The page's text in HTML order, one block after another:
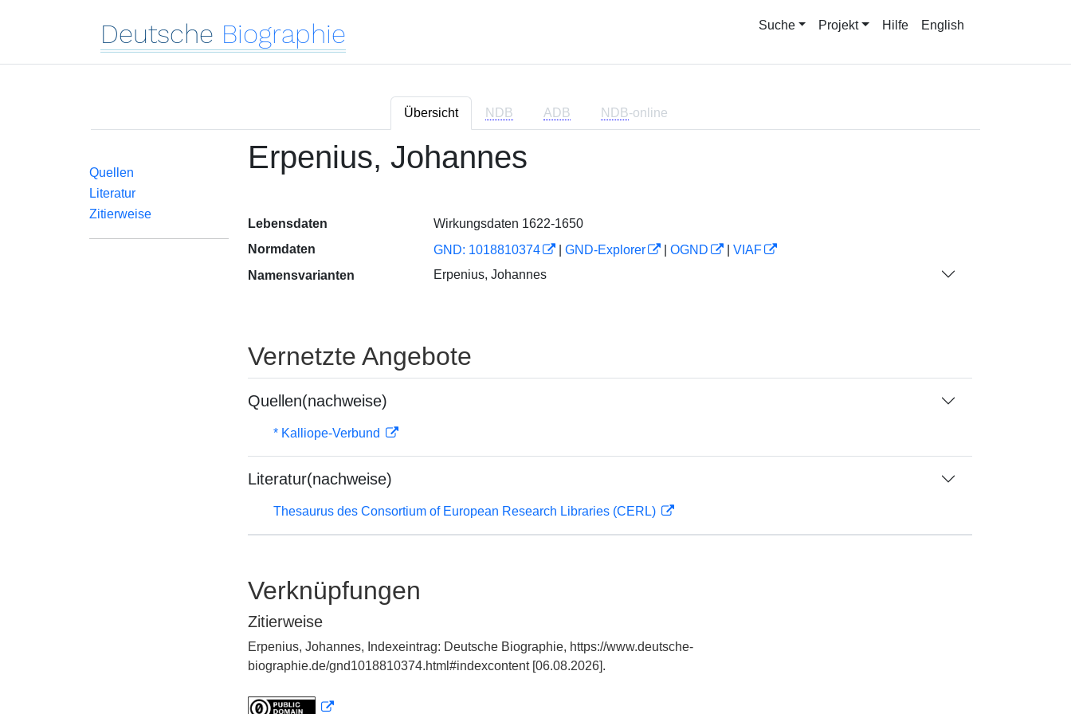
Deutsche Biographie Suche Projekt Hilfe English
Übersicht NDB ADB NDB-online
Quellen
Literatur
Zitierweise
Erpenius, Johannes
Lebensdaten
Wirkungsdaten 1622-1650
Normdaten
GND: 1018810374 GND-Explorer OGND
VIAF
Namensvarianten
Erpenius, Johannes
Vernetzte Angebote
Quellen(nachweise)
* Kalliope-Verbund
Literatur(nachweise)
Thesaurus des Consortium of European Research Libraries (CERL)
Verknüpfungen
Zitierweise
Erpenius, Johannes, Indexeintrag: Deutsche Biographie, https://www.deutsche-
biographie.de/gnd1018810374.html#indexcontent [06.08.2026].